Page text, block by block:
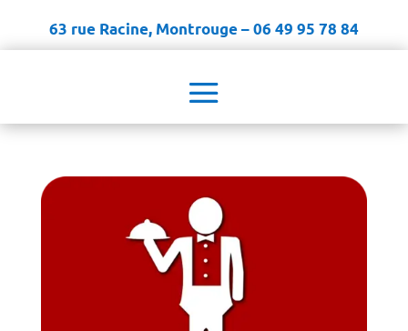
63 rue Racine, Montrouge – 06 49 95 78 84